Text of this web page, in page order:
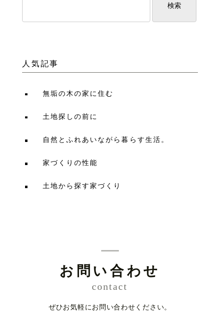
人気記事
無垢の木の家に住む
土地探しの前に
自然とふれあいながら暮らす生活。
家づくりの性能
土地から探す家づくり
お問い合わせ
contact
ぜひお気軽にお問い合わせください。